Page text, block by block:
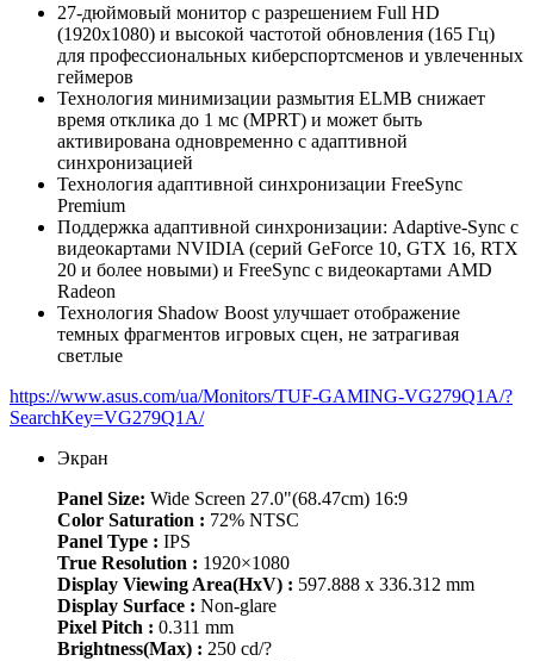
27-дюймовый монитор с разрешением Full HD
(1920х1080) и высокой частотой обновления (165 Гц)
для профессиональных киберспортсменов и увлеченных
геймеров
Технология минимизации размытия ELMB снижает
время отклика до 1 мс (MPRT) и может быть
активирована одновременно с адаптивной
синхронизацией
Технология адаптивной синхронизации FreeSync
Premium
Поддержка адаптивной синхронизации: Adaptive-Sync с
видеокартами NVIDIA (серий GeForce 10, GTX 16, RTX
20 и более новыми) и FreeSync с видеокартами AMD
Radeon
Технология Shadow Boost улучшает отображение
темных фрагментов игровых сцен, не затрагивая
светлые
https://www.asus.com/ua/Monitors/TUF-GAMING-VG279Q1A/?
SearchKey=VG279Q1A/
Экран
Panel Size: Wide Screen 27.0"(68.47cm) 16:9
Color Saturation : 72% NTSC
Panel Type : IPS
True Resolution : 1920×1080
Display Viewing Area(HxV) : 597.888 x 336.312 mm
Display Surface : Non-glare
Pixel Pitch : 0.311 mm
Brightness(Max) : 250 cd/?